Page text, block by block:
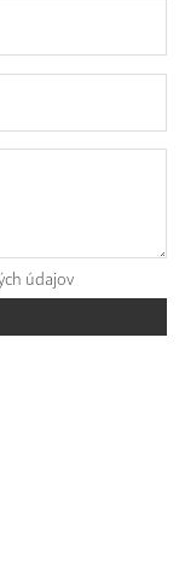
údajov